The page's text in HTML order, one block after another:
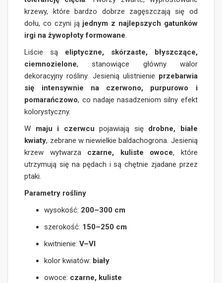
krzewy, które bardzo dobrze zagęszczają się od
dołu, co czyni ją jednym z najlepszych gatunków
irgi na żywopłoty formowane.
Liście są eliptyczne, skórzaste, błyszczące,
ciemnozielone, stanowiące główny walor
dekoracyjny rośliny. Jesienią ulistnienie przebarwia
się intensywnie na czerwono, purpurowo i
pomarańczowo, co nadaje nasadzeniom silny efekt
kolorystyczny.
W maju i czerwcu pojawiają się drobne, białe
kwiaty, zebrane w niewielkie baldachogrona. Jesienią
krzew wytwarza czarne, kuliste owoce, które
utrzymują się na pędach i są chętnie zjadane przez
ptaki.
Parametry rośliny
wysokość: 200–300 cm
szerokość: 150–250 cm
kwitnienie:V–VI
kolor kwiatów: biały
owoce: czarne, kuliste